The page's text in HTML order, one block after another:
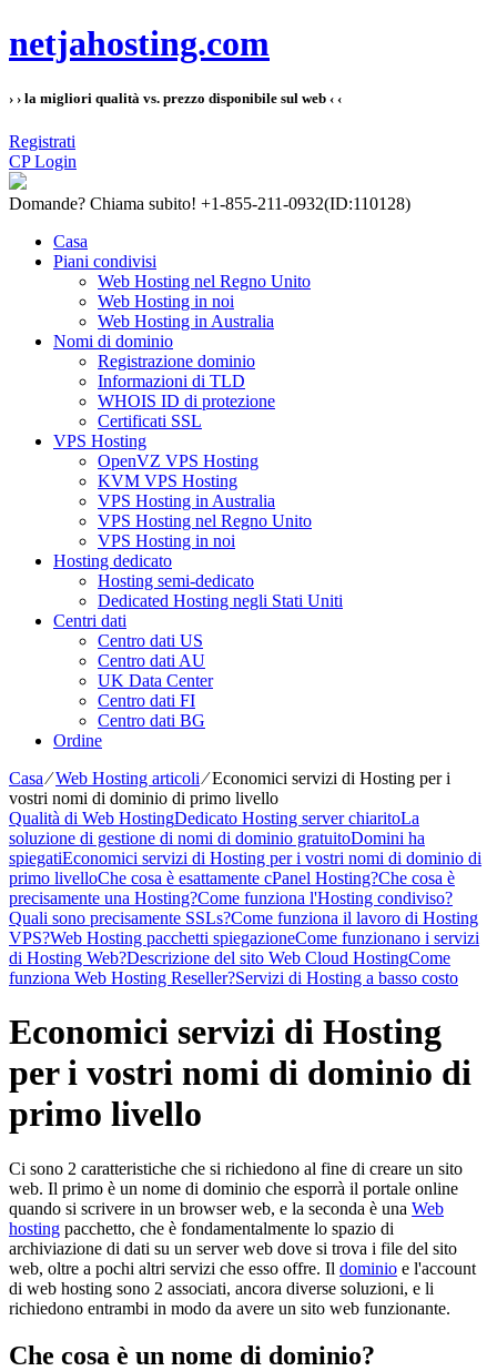
netjahosting.com
› › la migliori qualità vs. prezzo disponibile sul web ‹ ‹
Registrati
CP Login
Domande? Chiama subito! +1-855-211-0932(ID:110128)
Casa
Piani condivisi
Web Hosting nel Regno Unito
Web Hosting in noi
Web Hosting in Australia
Nomi di dominio
Registrazione dominio
Informazioni di TLD
WHOIS ID di protezione
Certificati SSL
VPS Hosting
OpenVZ VPS Hosting
KVM VPS Hosting
VPS Hosting in Australia
VPS Hosting nel Regno Unito
VPS Hosting in noi
Hosting dedicato
Hosting semi-dedicato
Dedicated Hosting negli Stati Uniti
Centri dati
Centro dati US
Centro dati AU
UK Data Center
Centro dati FI
Centro dati BG
Ordine
Casa⁄Web Hosting articoli⁄Economici servizi di Hosting per i
vostri nomi di dominio di primo livello
Qualità di Web HostingDedicato Hosting server chiaritoLa
soluzione di gestione di nomi di dominio gratuitoDomini ha
spiegatiEconomici servizi di Hosting per i vostri nomi di dominio di
primo livelloChe cosa è esattamente cPanel Hosting?Che cosa è
precisamente una Hosting?Come funziona l'Hosting condiviso?
Quali sono precisamente SSLs?Come funziona il lavoro di Hosting
VPS?Web Hosting pacchetti spiegazioneCome funzionano i servizi
di Hosting Web?Descrizione del sito Web Cloud HostingCome
funziona Web Hosting Reseller?Servizi di Hosting a basso costo
Economici servizi di Hosting
per i vostri nomi di dominio di
primo livello
Ci sono 2 caratteristiche che si richiedono al fine di creare un sito
web. Il primo è un nome di dominio che esporrà il portale online
quando si scrivere in un browser web, e la seconda è una Web
hosting pacchetto, che è fondamentalmente lo spazio di
archiviazione di dati su un server web dove si trova i file del sito
web, oltre a pochi altri servizi che esso offre. Il dominio e l'account
di web hosting sono 2 associati, ancora diverse soluzioni, e li
richiedono entrambi in modo da avere un sito web funzionante.
Che cosa è un nome di dominio?